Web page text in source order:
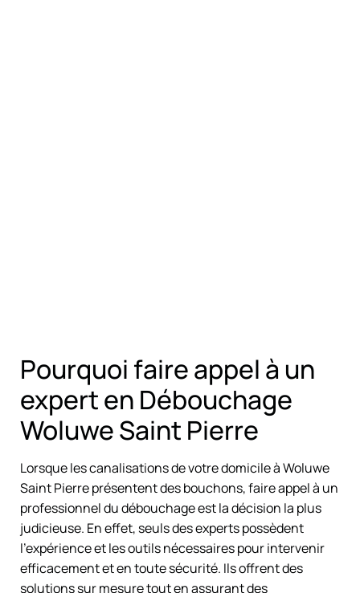
Pourquoi faire appel à un
expert en Débouchage
Woluwe Saint Pierre
Lorsque les canalisations de votre domicile à Woluwe
Saint Pierre présentent des bouchons, faire appel à un
professionnel du débouchage est la décision la plus
judicieuse. En effet, seuls des experts possèdent
l’expérience et les outils nécessaires pour intervenir
efficacement et en toute sécurité. Ils offrent des
solutions sur mesure tout en assurant des